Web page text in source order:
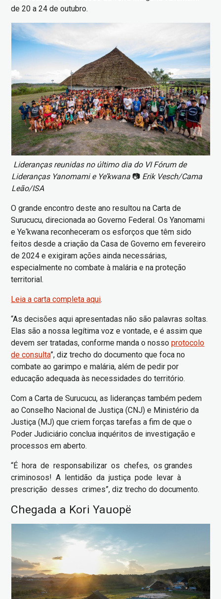
de 20 a 24 de outubro.
Imagem
Lideranças reunidas no último dia do VI Fórum de
Lideranças Yanomami e Ye’kwana📷 Erik Vesch/Cama
Leão/ISA
O grande encontro deste ano resultou na Carta de
Surucucu, direcionada ao Governo Federal. Os Yanomami
e Ye‘kwana reconheceram os esforços que têm sido
feitos desde a criação da Casa de Governo em fevereiro
de 2024 e exigiram ações ainda necessárias,
especialmente no combate à malária e na proteção
territorial.
Leia a carta completa aqui.
“As decisões aqui apresentadas não são palavras soltas.
Elas são a nossa legítima voz e vontade, e é assim que
devem ser tratadas, conforme manda o nossoprotocolo
de consulta”, diz trecho do documento que foca no
combate ao garimpo e malária, além de pedir por
educação adequada às necessidades do território.
Com a Carta de Surucucu, as lideranças também pedem
ao Conselho Nacional de Justiça (CNJ) e Ministério da
Justiça (MJ) que criem forças tarefas a fim de que o
Poder Judiciário conclua inquéritos de investigação e
processos em aberto.
“É hora de responsabilizar os chefes, os grandes
criminosos! A lentidão da justiça pode levar à
prescrição desses crimes”, diz trecho do documento.
Chegada a Kori Yauopë